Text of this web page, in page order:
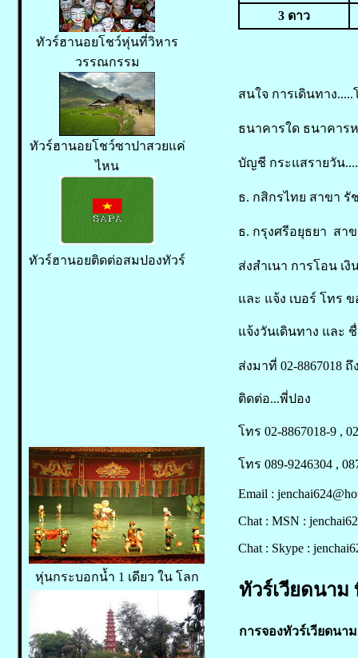
ทัวร์ฮานอยโชว์หุ่นที่วิหาร
วรรณกรรม
ทัวร์ฮานอยโชว์ซาปาสวยแค่
ไหน
ทัวร์ฮานอยติดต่อสมปองทัวร์
หุ่นกระบอกน้ำ 1 เดียว ใน โลก
3 ดาว
สนใจ การเดินทาง
ธนาคารใด ธนาคาร
บัญชี กระแสรายวัน
ธ. กสิกรไทย สาขา รั
ธ. กรุงศรีอยุธยา สาข
ส่งสำเนา การโอน เ
และ แจ้ง เบอร์ โทร
แจ้งวันเดินทาง และ
ส่งมาที่ 02-8867018
ติดต่อ...พี่ปอง
โทร 02-8867018-9 ,
โทร 089-9246304 ,
Email :
Chat : MSN :
Chat : Skype :
ทัวร์เวียดนาม
การจองทัวร์เวียดนา